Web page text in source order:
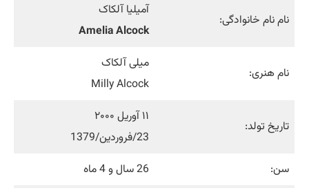
نام نام خانوادگی:
آمیلیا آلکاک
Amelia Alcock
نام هنری:
میلی آلکاک
Milly Alcock
تاریخ تولد:
۱۱ آوریل ۲۰۰۰
23/فروردین/1379
سن:
26 سال و 4 ماه